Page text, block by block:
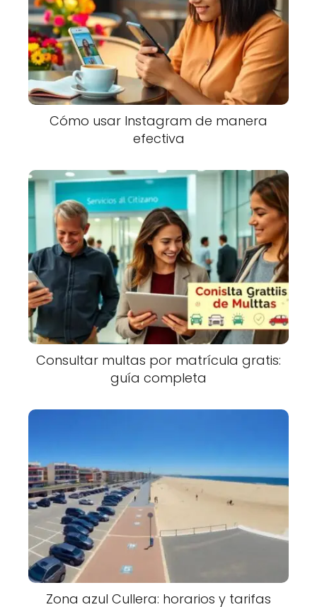
Cómo usar Instagram de manera
efectiva
Consultar multas por matrícula gratis:
guía completa
Zona azul Cullera: horarios y tarifas